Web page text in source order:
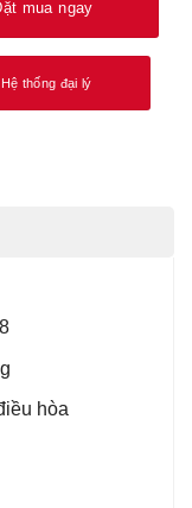
mua ngay
Hệ thống đại lý
hòa